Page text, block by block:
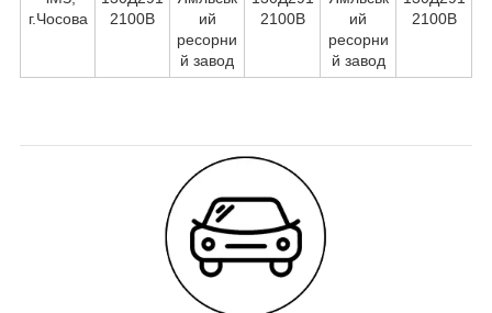
г.Чосова
2100В
ий
ресорни
й завод
2100В
ий
ресорни
й завод
2100В